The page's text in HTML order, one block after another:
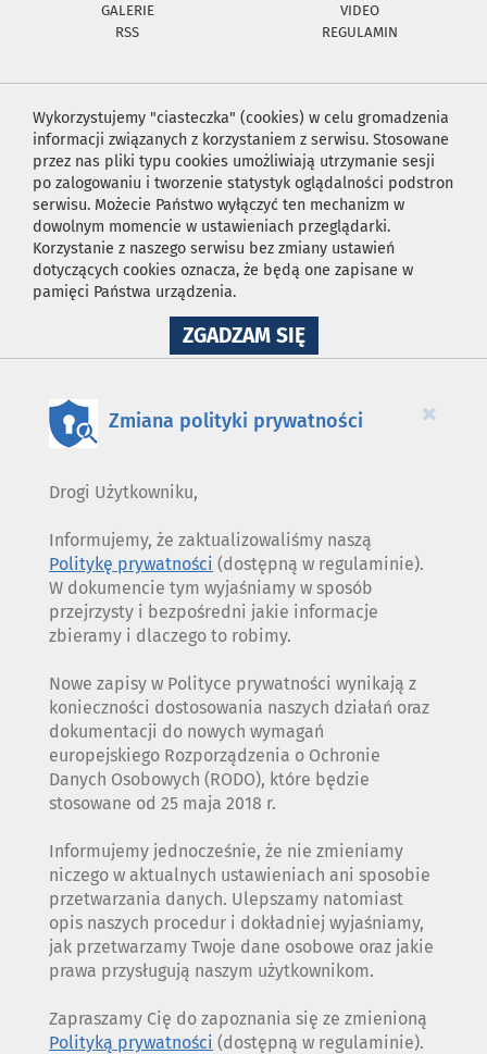
GALERIE
VIDEO
RSS
REGULAMIN
Wykorzystujemy "ciasteczka" (cookies) w celu gromadzenia
informacji związanych z korzystaniem z serwisu. Stosowane
przez nas pliki typu cookies umożliwiają utrzymanie sesji
po zalogowaniu i tworzenie statystyk oglądalności podstron
serwisu. Możecie Państwo wyłączyć ten mechanizm w
dowolnym momencie w ustawieniach przeglądarki.
Korzystanie z naszego serwisu bez zmiany ustawień
dotyczących cookies oznacza, że będą one zapisane w
pamięci Państwa urządzenia.
ZGADZAM SIĘNA
WYKORZYSTANIE
×
Zmiana polityki prywatności
Drogi Użytkowniku,
Informujemy, że zaktualizowaliśmy naszą
Politykę prywatności (dostępną w regulaminie).
W dokumencie tym wyjaśniamy w sposób
przejrzysty i bezpośredni jakie informacje
zbieramy i dlaczego to robimy.
Nowe zapisy w Polityce prywatności wynikają z
konieczności dostosowania naszych działań oraz
dokumentacji do nowych wymagań
europejskiego Rozporządzenia o Ochronie
Danych Osobowych (RODO), które będzie
stosowane od 25 maja 2018 r.
Informujemy jednocześnie, że nie zmieniamy
niczego w aktualnych ustawieniach ani sposobie
przetwarzania danych. Ulepszamy natomiast
opis naszych procedur i dokładniej wyjaśniamy,
jak przetwarzamy Twoje dane osobowe oraz jakie
prawa przysługują naszym użytkownikom.
Zapraszamy Cię do zapoznania się ze zmienioną
Polityką prywatności (dostępną w regulaminie).